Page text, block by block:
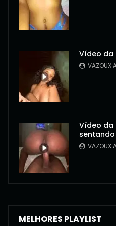
Vídeo da
VAZOUX
Vídeo da
VAZOUX
MELHORES PLAYLIST